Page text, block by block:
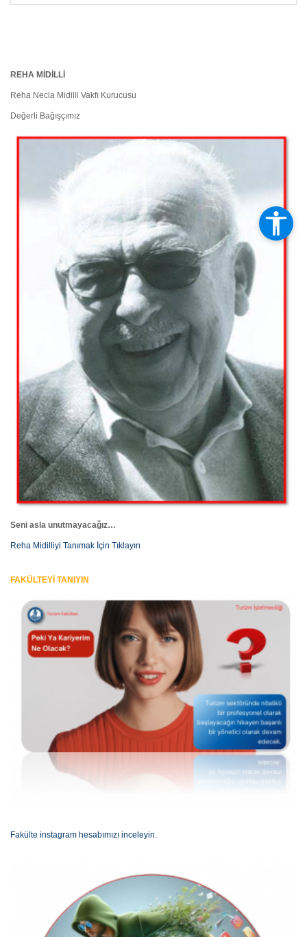
REHA MİDİLLİ
Reha Necla Midilli Vakfı Kurucusu
Değerli Bağışçımız
Seni asla unutmayacağız…
Reha Midilliyi Tanımak İçin Tıklayın
FAKÜLTEYİ TANIYIN
Fakülte instagram hesabımızı inceleyin.